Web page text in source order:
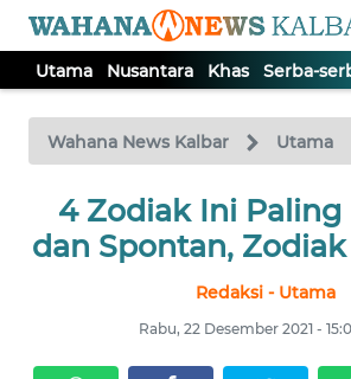
Utama Nusantara Khas Serba-
Wahana News Kalbar Utama
4 Zodiak Ini
dan Spontan, Zodiak
Redaksi - Utama
Rabu, 22 Desember 2021 -
TV
Tutup
UTAMA